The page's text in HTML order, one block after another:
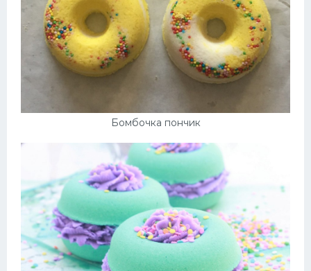
Бомбочка пончик